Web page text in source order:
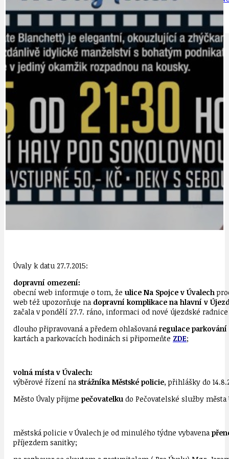
IDEAL LUX OSOBNOST
Úvaly k datu 27.7.2015:
dopravní omezení:
obecní web informuje o tom, že ulice Na Spojce v Úvalech
web též upozorňuje na dopravní komplikace na hlavní v
začala v pondělí 27.7. ráno, informaci od nové újezdské
dlouho připravovaná a předem ohlašovanáregulace
kartách a parkovacích hodinách si připomeňte ZDE;
volná místa v Úvalech:
výběrové řízení nastrážníka Městské policie, přihlášky do
Město Úvaly přijme pečovatelku do Pečovatelské služby
městská policie v Úvalech je od minulého týdne vybavena
příjezdem sanitky;